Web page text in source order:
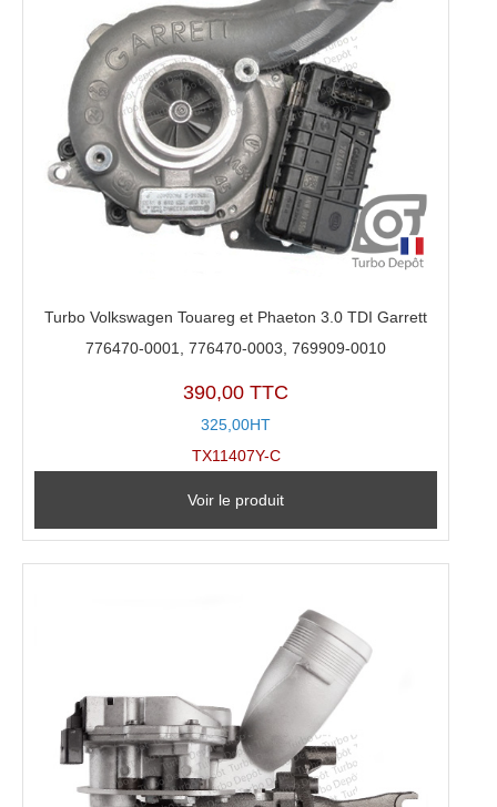
Turbo Volkswagen Touareg et Phaeton 3.0 TDI Garrett
776470-0001, 776470-0003, 769909-0010
390,00 TTC
325,00HT
TX11407Y-C
Voir le produit